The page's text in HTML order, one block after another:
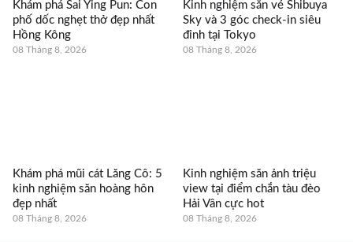
Khám phá Sai Ying Pun: Con
phố dốc nghẹt thở đẹp nhất
Hồng Kông
08 Tháng 8, 2026
Kinh nghiệm săn vé Shibuya
Sky và 3 góc check-in siêu
đỉnh tại Tokyo
08 Tháng 8, 2026
Khám phá mũi cát Lăng Cô: 5
kinh nghiệm săn hoàng hôn
đẹp nhất
08 Tháng 8, 2026
Kinh nghiệm săn ảnh triệu
view tại điểm chắn tàu đèo
Hải Vân cực hot
08 Tháng 8, 2026